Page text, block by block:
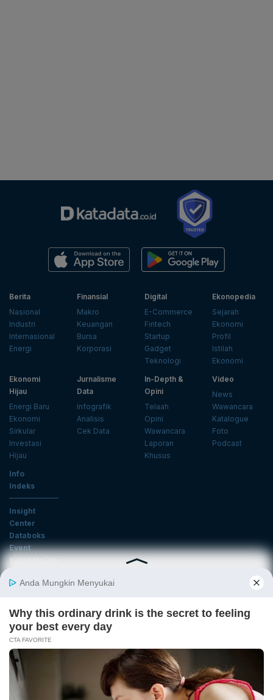
Berita
Nasional
Industri
Internasional
Energi
Finansial
Makro
Keuangan
Bursa
Korporasi
Digital
E-Commerce
Fintech
Startup
Gadget
Teknologi
Ekonopedia
Sejarah
Ekonomi
Profil
Istilah
Ekonomi
Ekonomi
Hijau
Energi Baru
Ekonomi
Sirkular
Investasi
Hijau
Jurnalisme
Data
Infografik
Analisis
Cek Data
In-Depth &
Opini
Telaah
Opini
Wawancara
Laporan
Khusus
Video
News
Wawancara
Katalogue
Foto
Podcast
Info
Indeks
Insight
Center
Databoks
Event
KatadataOto
Email
Daftar
Tentang Katadata Advertising Karier Pedoman Media Siber